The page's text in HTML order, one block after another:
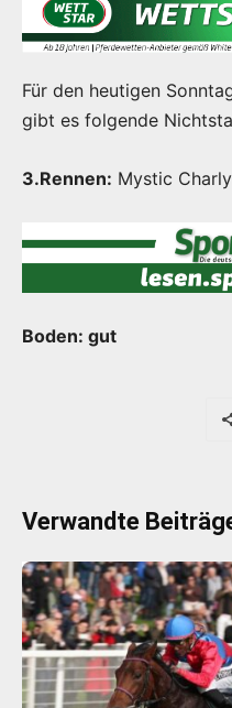
Für den heutigen
gibt es folgende
3.Rennen: Mystic
Boden: gut
Verwandte